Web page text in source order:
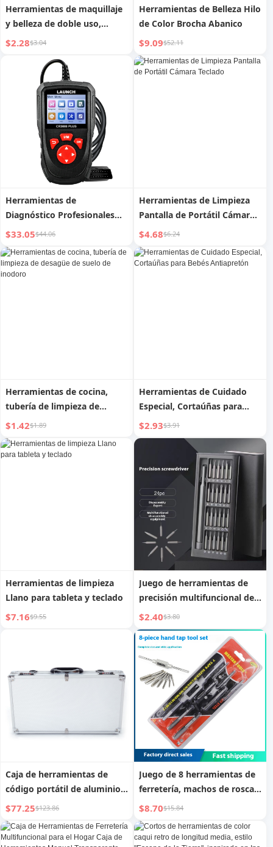
Herramientas de maquillaje
y belleza de doble uso,
espátula, varita de masaje
$2.28$3.04
Herramientas de Belleza Hilo
de Color Brocha Abanico
$9.09$52.11
Herramientas de
Diagnóstico Profesionales
CR3008 PLUS Analizador de
Motor Herramienta de
Escaneo OBD2 Control
Bidireccional Lector de
$33.05$44.06
Herramientas de Limpieza
Pantalla de Portátil Cámara
Teclado
$4.68$6.24
Herramientas de cocina,
tubería de limpieza de
desagüe de suelo de inodoro
$1.42$1.89
Herramientas de Cuidado
Especial, Cortaúñas para
Bebés Antiapretón
$2.93$3.91
Herramientas de limpieza
Llano para tableta y teclado
$7.16$9.55
Juego de herramientas de
precisión multifuncional de
25 piezas para desmontaje y
mantenimiento de
ordenadores y teléfonos
móviles
$2.40$3.80
Caja de herramientas de
código portátil de aluminio
de mano 45x25x7.5cm
$77.25$123.86
Juego de 8 herramientas de
ferretería, machos de roscar
métricos
$8.70$15.84